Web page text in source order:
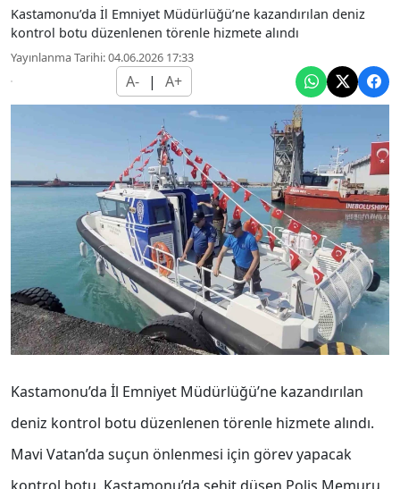
Kastamonu’da İl Emniyet Müdürlüğü’ne kazandırılan deniz
kontrol botu düzenlenen törenle hizmete alındı
Yayınlanma Tarihi: 04.06.2026 17:33
A- | A+
Kastamonu’da İl Emniyet Müdürlüğü’ne kazandırılan
deniz kontrol botu düzenlenen törenle hizmete alındı.
Mavi Vatan’da suçun önlenmesi için görev yapacak